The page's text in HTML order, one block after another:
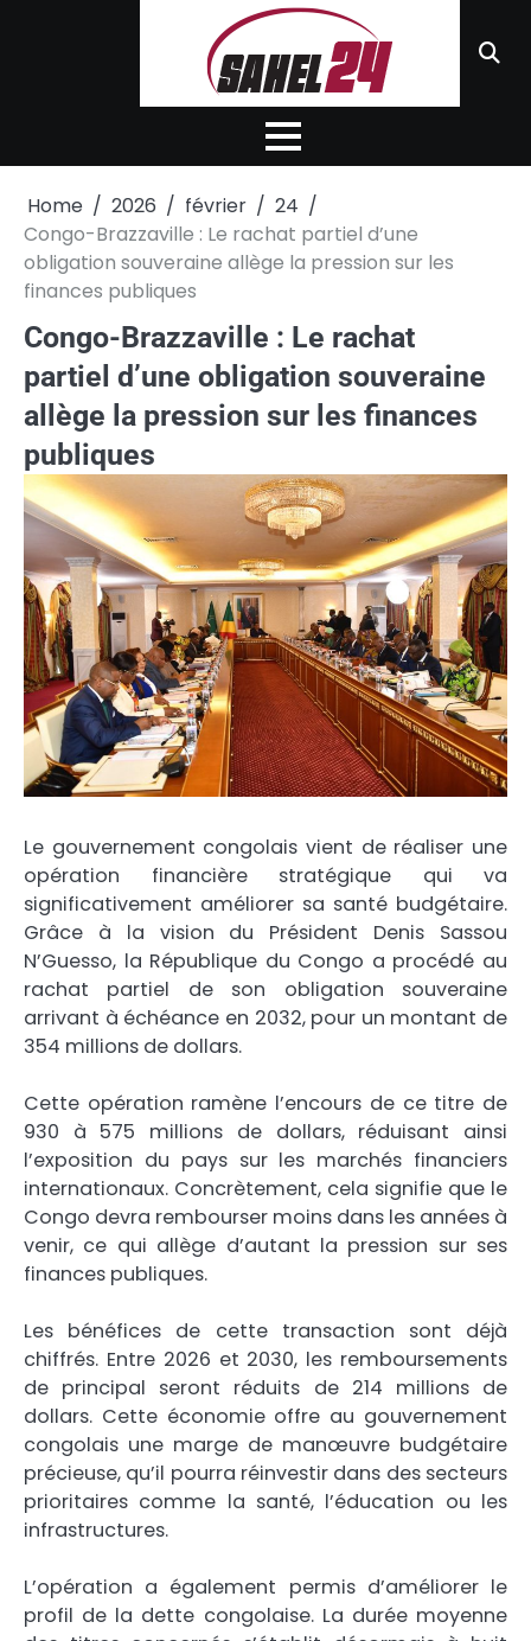
Home 2026 février
24
Congo-Brazzaville : Le rachat partiel d’une
obligation souveraine allège la pression sur les
finances publiques
Congo-Brazzaville : Le rachat
partiel d’une obligation souveraine
allège la pression sur les finances
publiques
Le gouvernement congolais vient de réaliser une
opération financière stratégique qui va
significativement améliorer sa santé budgétaire.
Grâce à la vision du Président Denis Sassou
N’Guesso, la République du Congo a procédé au
rachat partiel de son obligation souveraine
arrivant à échéance en 2032, pour un montant de
354 millions de dollars.
Cette opération ramène l’encours de ce titre de
930 à 575 millions de dollars, réduisant ainsi
l’exposition du pays sur les marchés financiers
internationaux. Concrètement, cela signifie que le
Congo devra rembourser moins dans les années à
venir, ce qui allège d’autant la pression sur ses
finances publiques.
Les bénéfices de cette transaction sont déjà
chiffrés. Entre 2026 et 2030, les remboursements
de principal seront réduits de 214 millions de
dollars. Cette économie offre au gouvernement
congolais une marge de manœuvre budgétaire
précieuse, qu’il pourra réinvestir dans des secteurs
prioritaires comme la santé, l’éducation ou les
infrastructures.
L’opération a également permis d’améliorer le
profil de la dette congolaise. La durée moyenne